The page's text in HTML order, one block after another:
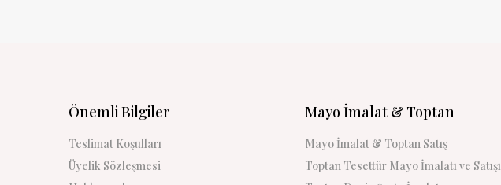
Önemli Bilgiler
Teslimat Koşulları
Üyelik Sözleşmesi
Mayo İmalat & Toptan
Mayo İmalat & Toptan Satış
Toptan Tesettür Mayo İmalatı ve Satışı